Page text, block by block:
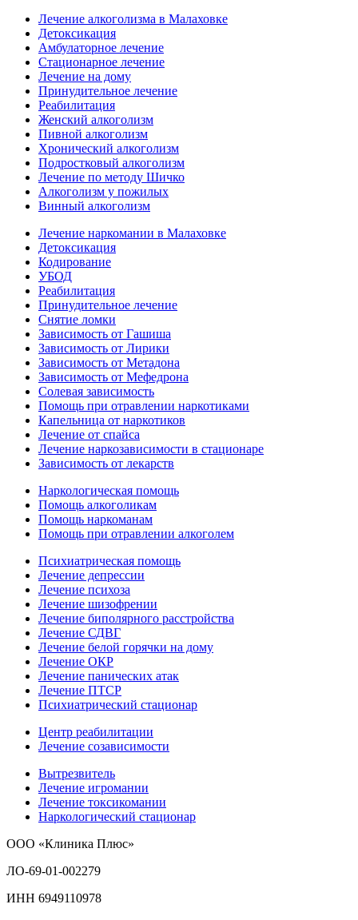
Лечение алкоголизма в Малаховке
Детоксикация
Амбулаторное лечение
Стационарное лечение
Лечение на дому
Принудительное лечение
Реабилитация
Женский алкоголизм
Пивной алкоголизм
Хронический алкоголизм
Подростковый алкоголизм
Лечение по методу Шичко
Алкоголизм у пожилых
Винный алкоголизм
Лечение наркомании в Малаховке
Детоксикация
Кодирование
УБОД
Реабилитация
Принудительное лечение
Снятие ломки
Зависимость от Гашиша
Зависимость от Лирики
Зависимость от Метадона
Зависимость от Мефедрона
Солевая зависимость
Помощь при отравлении наркотиками
Капельница от наркотиков
Лечение от спайса
Лечение наркозависимости в стационаре
Зависимость от лекарств
Наркологическая помощь
Помощь алкоголикам
Помощь наркоманам
Помощь при отравлении алкоголем
Психиатрическая помощь
Лечение депрессии
Лечение психоза
Лечение шизофрении
Лечение биполярного расстройства
Лечение СДВГ
Лечение белой горячки на дому
Лечение ОКР
Лечение панических атак
Лечение ПТСР
Психиатрический стационар
Центр реабилитации
Лечение созависимости
Вытрезвитель
Лечение игромании
Лечение токсикомании
Наркологический стационар
ООО «Клиника Плюс»
ЛО-69-01-002279
ИНН 6949110978